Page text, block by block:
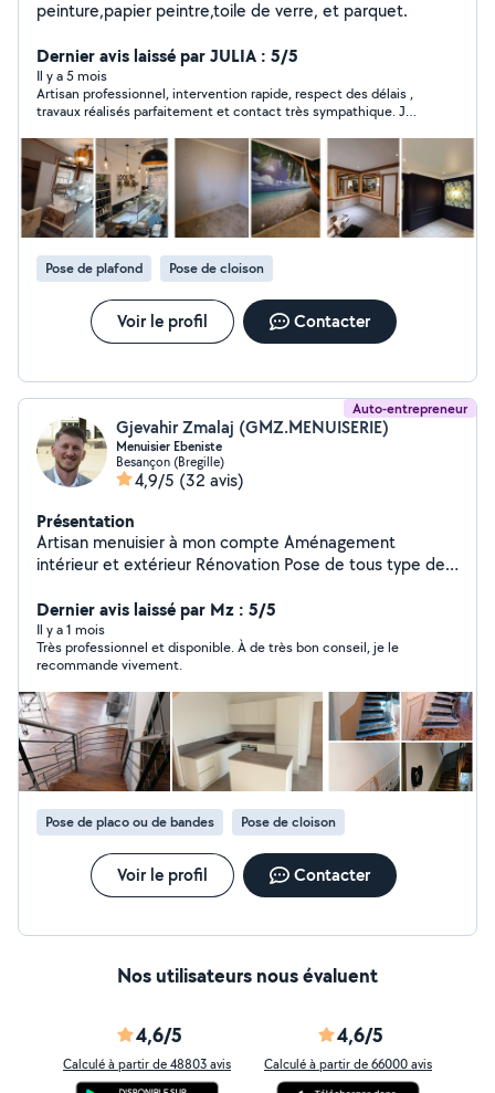
peinture,papier peintre,toile de verre, et parquet.
Dernier avis laissé par JULIA : 5/5
Il y a 5 mois
Artisan professionnel, intervention rapide, respect des délais ,
travaux réalisés parfaitement et contact très sympathique. Je
Pose de plafond Pose de cloison
Voir le profil Contacter
Auto-entrepreneur
Gjevahir Zmalaj (GMZ.MENUISERIE)
Menuisier Ebeniste
Besançon (Bregille)
4,9/5 (32 avis)
Présentation
Artisan menuisier à mon compte Aménagement
intérieur et extérieur Rénovation Pose de tous type de
parquets Peinture Terrasse Meuble sur mesure Pose de
cuisine, et tous type de meubles. Casser ou fabriquer
des cloisons
Dernier avis laissé par Mz : 5/5
Il y a 1 mois
Très professionnel et disponible. À de très bon conseil, je le
recommande vivement.
Pose de placo ou de bandes Pose de cloison
Voir le profil Contacter
Nos utilisateurs nous évaluent
4,6/5
Calculé à partir de 48803 avis
4,6/5
Calculé à partir de 66000 avis